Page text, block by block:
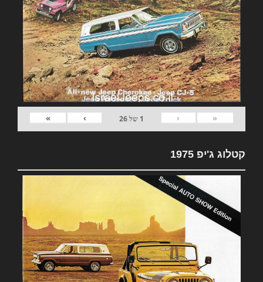
«
‹
1 של26
›
»
קטלוג ג'יפ 1975